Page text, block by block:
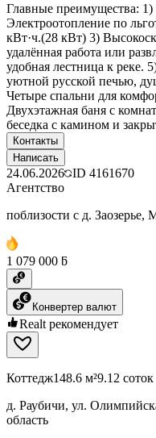
Главные преимущества: 1)
Электроотопление по
кВт·ч.(28 кВт) 3)
удалённая работа или
удобная лестница к реке.
уютной русской печью,
Четыре спальни для
Двухэтажная баня с
беседка с камином и
Контакты
Написать
24.06.2026 ID 4161670
Агентство
поблизости с д. Заозерье,
1 079 000 ƃ
Конвертер валют
Realt рекомендует
Коттедж148.6 м²9.12 соток
д. Раубичи, ул.
область